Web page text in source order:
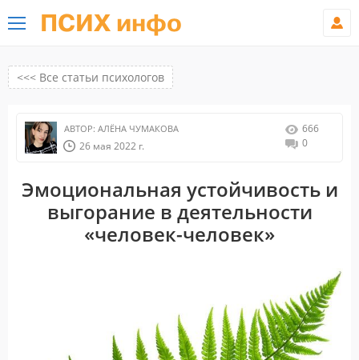
ПСИХ инфо
<<< Все статьи психологов
АВТОР: АЛЁНА ЧУМАКОВА
26 мая 2022 г.
666
0
Эмоциональная устойчивость и
выгорание в деятельности
«человек-человек»